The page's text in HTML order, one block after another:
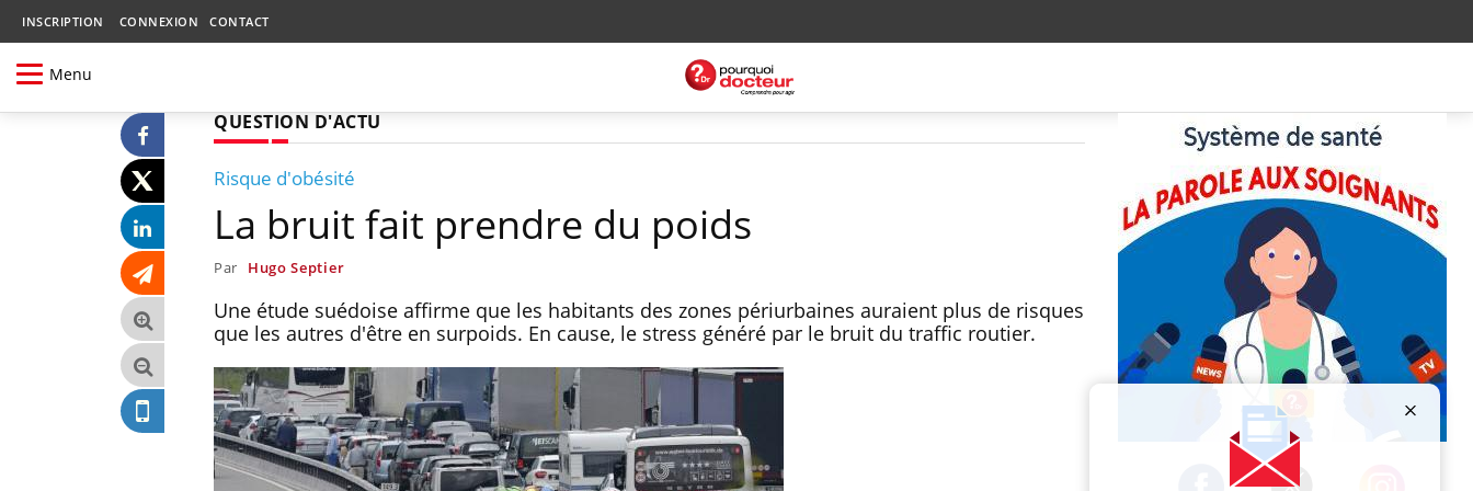
INSCRIPTION CONNEXION CONTACT
Menu
QUESTION D'ACTU
Risque d'obésité
La bruit fait prendre du poids
Par Hugo Septier
Une étude suédoise affirme que les habitants des zones périurbaines auraient plus de risques
que les autres d'être en surpoids. En cause, le stress généré par le bruit du traffic routier.